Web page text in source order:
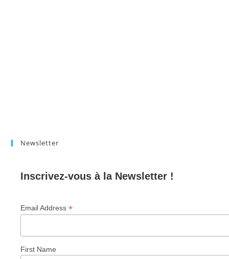
Newsletter
Inscrivez-vous à la Newsletter !
Email Address*
First Name